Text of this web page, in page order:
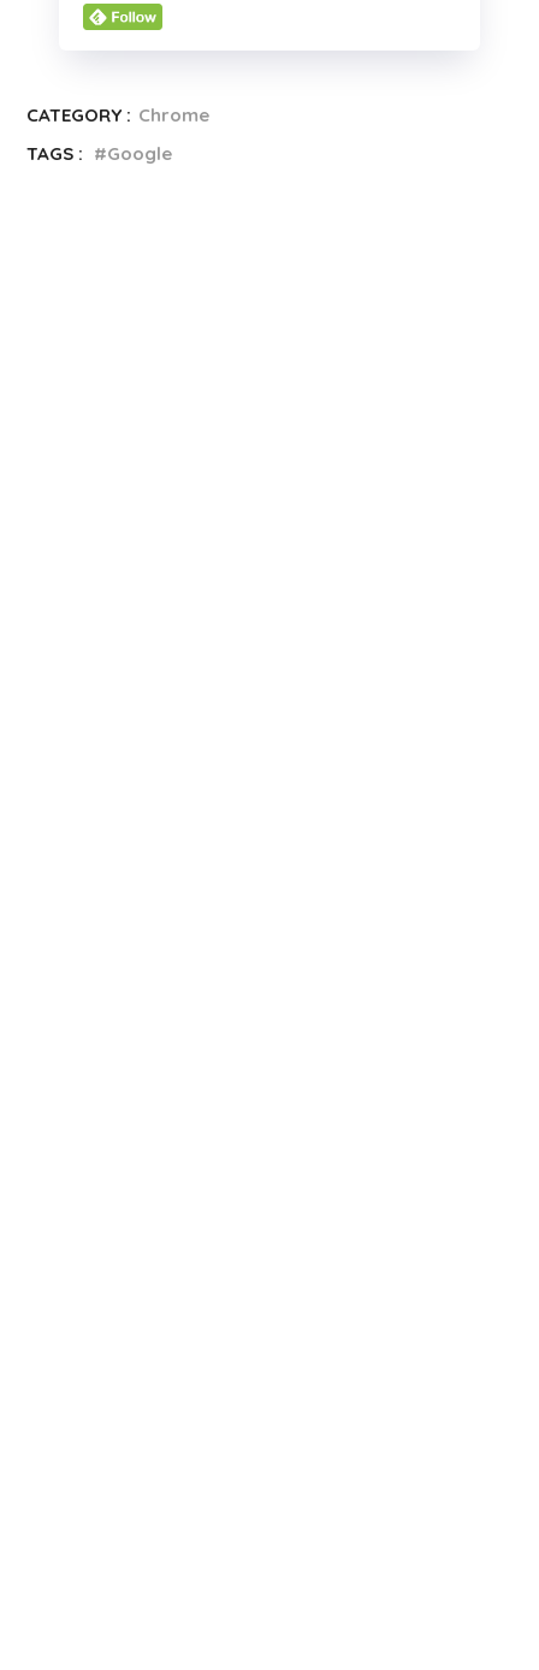
CATEGORY : Chrome
TAGS :
Google